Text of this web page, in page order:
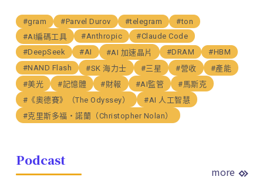
#gram #Parvel Durov #telegram
#ton
#AI編碼工具
#Anthropic
#Claude Code
#DeepSeek
#AI #AI 加速晶片 #DRAM
#HBM
#NAND Flash
#SK 海力士 #三星 #營收
#產能
#美光
#記憶體 #財報 #AI監管
#馬斯克
#《奧德賽》（The Odyssey）
#AI 人工智慧
#克里斯多福・諾蘭（Christopher Nolan）
Podcast
more